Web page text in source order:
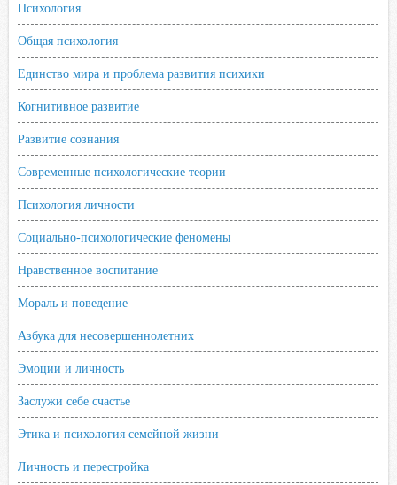
Психология
Общая психология
Единство мира и проблема развития психики
Когнитивное развитие
Развитие сознания
Современные психологические теории
Психология личности
Социально-психологические феномены
Нравственное воспитание
Мораль и поведение
Азбука для несовершеннолетних
Эмоции и личность
Заслужи себе счастье
Этика и психология семейной жизни
Личность и перестройка